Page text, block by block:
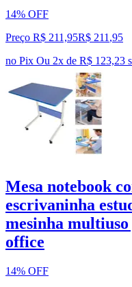
14% OFF
Preço R$ 211,95R$ 211 ,95
no Pix Ou 2x de R$ 123,23
Mesa notebook
escrivaninha
mesinha
office
14% OFF